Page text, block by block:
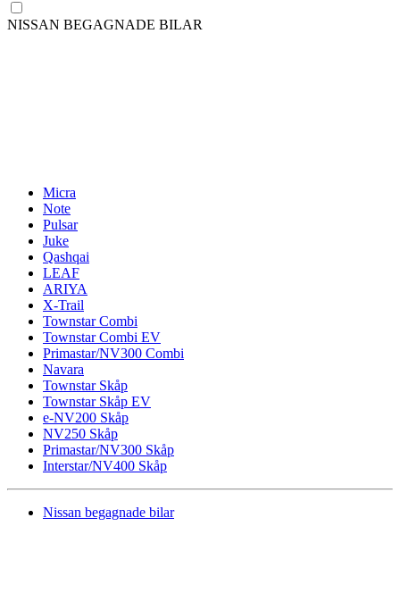
NISSAN BEGAGNADE BILAR
Micra
Note
Pulsar
Juke
Qashqai
LEAF
ARIYA
X-Trail
Townstar Combi
Townstar Combi EV
Primastar/NV300 Combi
Navara
Townstar Skåp
Townstar Skåp EV
e-NV200 Skåp
NV250 Skåp
Primastar/NV300 Skåp
Interstar/NV400 Skåp
Nissan begagnade bilar